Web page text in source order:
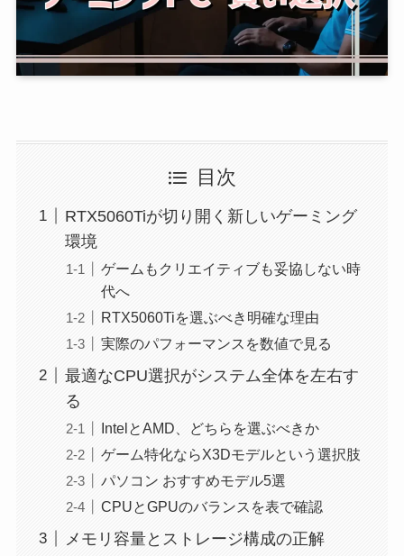
目次
RTX5060Tiが切り開く新しいゲーミング
環境
ゲームもクリエイティブも妥協しない時
代へ
RTX5060Tiを選ぶべき明確な理由
実際のパフォーマンスを数値で見る
最適なCPU選択がシステム全体を左右す
る
IntelとAMD、どちらを選ぶべきか
ゲーム特化ならX3Dモデルという選択肢
パソコン おすすめモデル5選
CPUとGPUのバランスを表で確認
メモリ容量とストレージ構成の正解